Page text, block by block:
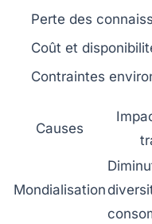
Perte des
Coût et
Contraintes
Causes
Mondialisation